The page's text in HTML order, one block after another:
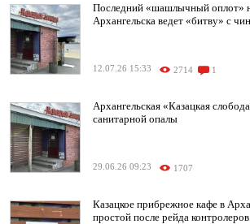
Последний «шашлычный оплот»
Архангельска ведет «битву» с
12.07.26 15:33 2714 1
Архангельская «Казацкая
санитарной опалы
29.06.26 09:23 1707
Казацкое прибрежное кафе в
простой после рейда контролеров